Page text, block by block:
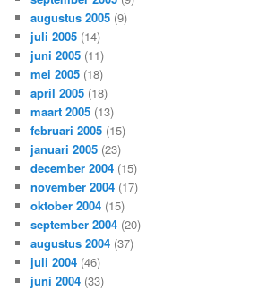
augustus 2005 (9)
juli 2005 (14)
juni 2005 (11)
mei 2005 (18)
april 2005 (18)
maart 2005 (13)
februari 2005 (15)
januari 2005 (23)
december 2004 (15)
november 2004 (17)
oktober 2004 (15)
september 2004 (20)
augustus 2004 (37)
juli 2004 (46)
juni 2004 (33)